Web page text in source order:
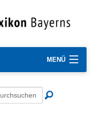
MENÜ